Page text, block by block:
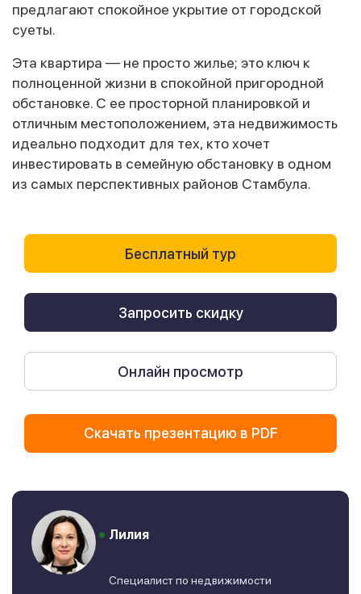
предлагают спокойное укрытие от городской
суеты.
Эта квартира — не просто жилье; это ключ к
полноценной жизни в спокойной пригородной
обстановке. С ее просторной планировкой и
отличным местоположением, эта недвижимость
идеально подходит для тех, кто хочет
инвестировать в семейную обстановку в одном
из самых перспективных районов Стамбула.
Бесплатный тур
Запросить скидку
Онлайн просмотр
Скачать презентацию в PDF
Лилия
Специалист по недвижимости